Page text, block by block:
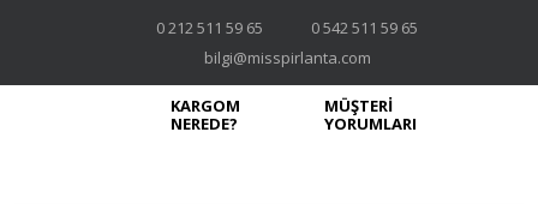
0 212 511 59 65
0 542 511 59 65
bilgi@misspirlanta.com
KARGOM
NEREDE?
MÜŞTERİ
YORUMLARI